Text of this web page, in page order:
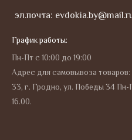
эл.почта:
График работы:
Пн-Пт с 10:00 до 19:00
Адрес для самовывоза
33, г. Гродно, ул. Победы 34 Пн-
16.00.